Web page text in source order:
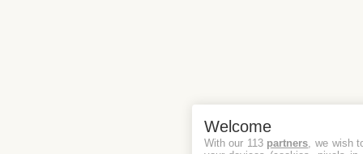
Welcome
With our 113 partners , we wish